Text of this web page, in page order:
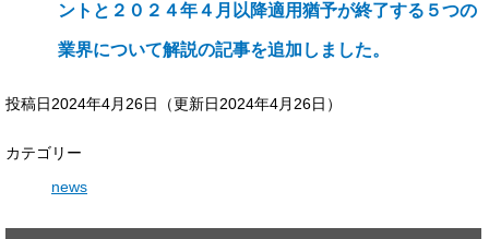
ントと２０２４年４月以降適用猶予が終了する５つの
業界について解説の記事を追加しました。
投稿日2024年4月26日 （更新日2024年4月26日）
カテゴリー
news